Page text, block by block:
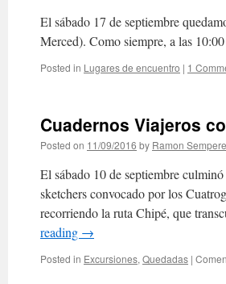
El sábado 17 de septiembre
Merced). Como siempre, a las
Posted in Lugares de encuentro | 1
Cuadernos Viajeros
Posted on 11/09/2016 by Ramon Sempere
El sábado 10 de septiembre
sketchers convocado por los
recorriendo la ruta Chipé, que
reading →
Posted in Excursiones, Quedadas |